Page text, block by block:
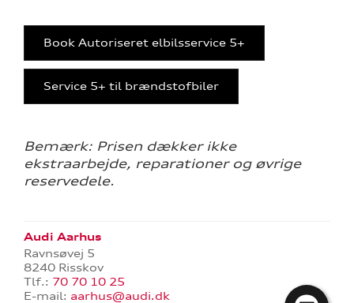
Book Autoriseret elbilsservice 5+
Service 5+ til brændstofbiler
Bemærk: Prisen dækker ikke
ekstraarbejde, reparationer og øvrige
reservedele.
Audi Aarhus
Ravnsøvej 5
8240 Risskov
Tlf.: 70 70 10 25
E-mail: aarhus@audi.dk